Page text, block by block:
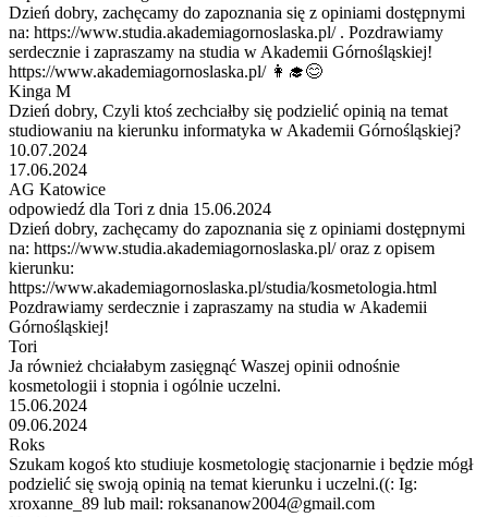
Dzień dobry, zachęcamy do zapoznania się z opiniami dostępnymi
na: https://www.studia.akademiagornoslaska.pl/ . Pozdrawiamy
serdecznie i zapraszamy na studia w Akademii Górnośląskiej!
https://www.akademiagornoslaska.pl/ 👩‍🎓😊
Kinga M
Dzień dobry, Czyli ktoś zechciałby się podzielić opinią na temat
studiowaniu na kierunku informatyka w Akademii Górnośląskiej?
10.07.2024
17.06.2024
AG Katowice
odpowiedź dla Tori z dnia 15.06.2024
Dzień dobry, zachęcamy do zapoznania się z opiniami dostępnymi
na: https://www.studia.akademiagornoslaska.pl/ oraz z opisem
kierunku:
https://www.akademiagornoslaska.pl/studia/kosmetologia.html
Pozdrawiamy serdecznie i zapraszamy na studia w Akademii
Górnośląskiej!
Tori
Ja również chciałabym zasięgnąć Waszej opinii odnośnie
kosmetologii i stopnia i ogólnie uczelni.
15.06.2024
09.06.2024
Roks
Szukam kogoś kto studiuje kosmetologię stacjonarnie i będzie mógł
podzielić się swoją opinią na temat kierunku i uczelni.((: Ig:
xroxanne_89 lub mail: roksananow2004@gmail.com